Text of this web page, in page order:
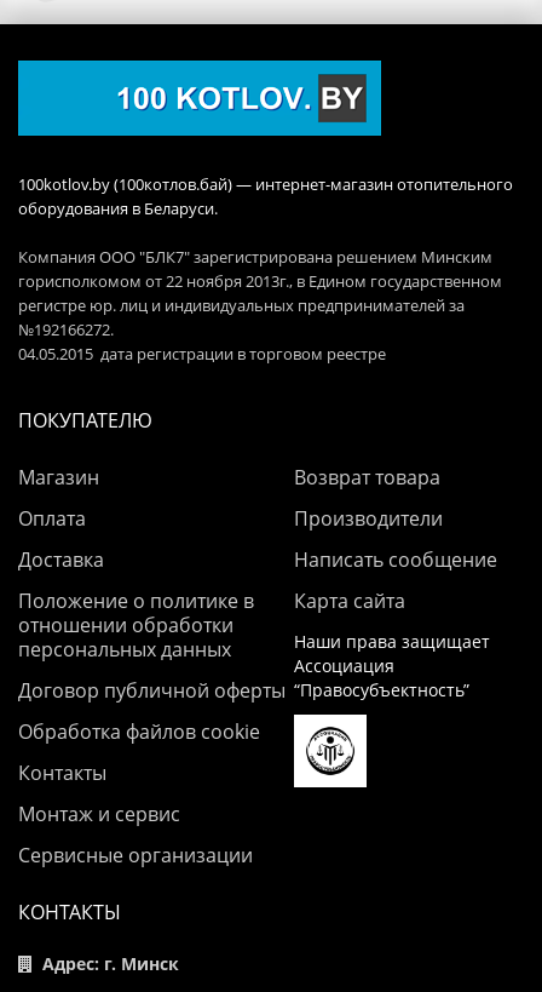
100kotlov.by (100котлов.бай) — интернет-магазин отопительного
оборудования в Беларуси.
Компания ООО "БЛК7" зарегистрирована решением Минским
горисполкомом от 22 ноября 2013г., в Едином государственном
регистре юр. лиц и индивидуальных предпринимателей за
№192166272.
04.05.2015 дата регистрации в торговом реестре
ПОКУПАТЕЛЮ
Магазин
Оплата
Доставка
Положение о политике в
отношении обработки
персональных данных
Договор публичной оферты
Обработка файлов cookie
Контакты
Монтаж и сервис
Сервисные организации
Возврат товара
Производители
Написать сообщение
Карта сайта
Наши права защищает
Ассоциация
“Правосубъектность”
КОНТАКТЫ
Адрес: г. Минск